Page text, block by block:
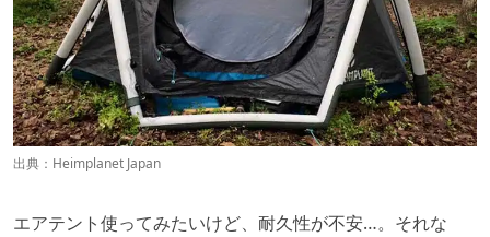
出典： Heimplanet Japan
エアテント使ってみたいけど、耐久性が不安…。それな